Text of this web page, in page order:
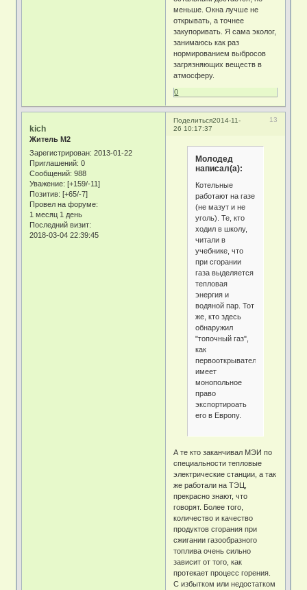
меньше. Окна лучше не
открывать, а точнее
закупоривать. Я сама эколог,
занимаюсь как раз
нормированием выбросов
загрязняющих веществ в
атмосферу.
0
Поделиться 13
2014-11-
26 10:17:37
kich
Житель М2
Зарегистрирован: 2013-01-22
Приглашений: 0
Сообщений: 988
Уважение: [+159/-11]
Позитив: [+65/-7]
Провел на форуме:
1 месяц 1 день
Последний визит:
2018-03-04 22:39:45
Молодед
написал(а):
Котельные
работают на газе
(не мазут и не
уголь). Те, кто
ходил в школу,
читали в
учебнике, что
при сгорании
газа выделяется
тепловая
энергия и
водяной пар. Тот
же, кто здесь
обнаружил
"топочный газ",
как
первооткрыватель,
имеет
монопольное
право
экспортироать
его в Европу.
А те кто заканчивал МЭИ по
специальности тепловые
электрические станции, а так
же работали на ТЭЦ,
прекрасно знают, что
говорят. Более того,
количество и качество
продуктов сгорания при
сжигании газообразного
топлива очень сильно
зависит от того, как
протекает процесс горения.
С избытком или недостатком